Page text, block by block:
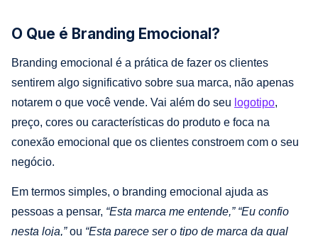
O Que é Branding Emocional?
Branding emocional é a prática de fazer os clientes
sentirem algo significativo sobre sua marca, não apenas
notarem o que você vende. Vai além do seu logotipo,
preço, cores ou características do produto e foca na
conexão emocional que os clientes constroem com o seu
negócio.
Em termos simples, o branding emocional ajuda as
pessoas a pensar, “Esta marca me entende,” “Eu confio
nesta loja,”ou “Esta parece ser o tipo de marca da qual